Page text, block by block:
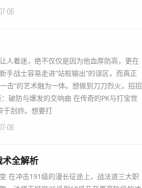
06
人着迷，绝不仅仅是因为他血厚防高，更在
手战士容易走进“站桩输出”的误区，而真正
击”的艺术融为一体。想做到刀刀烈火，招招
破防与爆发的交响曲 在传奇的PK与打宝世
于刮痧。想要打
06
全解析
在冲击191级的漫长征途上，战法道三大职